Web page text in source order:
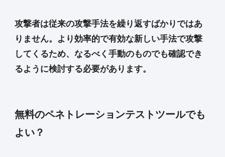
攻撃者は従来の攻撃手法を繰り返すばかりではあ
りません。より効率的で有効な新しい手法で攻撃
してくるため、なるべく手動のものでも確認でき
るように検討する必要があります。
無料のペネトレーションテストツールでも
よい？